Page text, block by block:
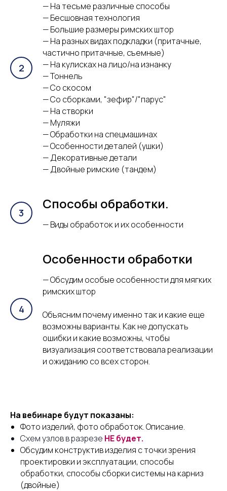
— На тесьме различные способы
— Бесшовная технология
— Большие размеры римских штор
— На разных видах подкладки (притачные,
частично притачные, съемные)
— На кулисках на лицо/на изнанку
— Тоннель
— Со скосом
— Со сборками, "зефир"/"парус"
— На створки
— Муляжи
— Обработки на спецмашинах
— Особенности деталей (ушки)
— Декоративные детали
— Двойные римские (тандем)
Способы обработки.
— Виды обработок и их особенности
Особенности обработки
— Обсудим особые особенности для мягких
римских штор
Объясним почему именно так и какие еще
возможны варианты. Как не допускать
ошибки и какие возможны, чтобы
визуализация соответствовала реализации
и ожиданию со всех сторон.
На вебинаре будут показаны:
Фото изделий, фото обработок. Описание.
Схем узлов в разрезе НЕ будет.
Обсудим конструктив изделия с точки зрения
проектировки и эксплуатации, способы
обработки, способы сборки системы на карниз
(двойные)